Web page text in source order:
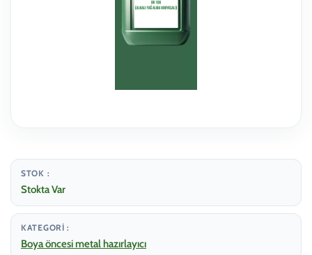
STOK :
Stokta Var
KATEGORI :
Boya öncesi metal hazırlayıcı